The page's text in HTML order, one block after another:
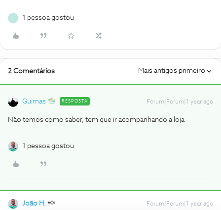
1 pessoa gostou
2 Comentários Mais antigos primeiro
Guimas RESPOSTA Forum|Forum|1 year ago
Não temos como saber, tem que ir acompanhando a loja
1 pessoa gostou
João H. Forum|Forum|1 year ago